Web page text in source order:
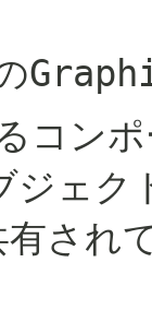
コン
ジェク
され